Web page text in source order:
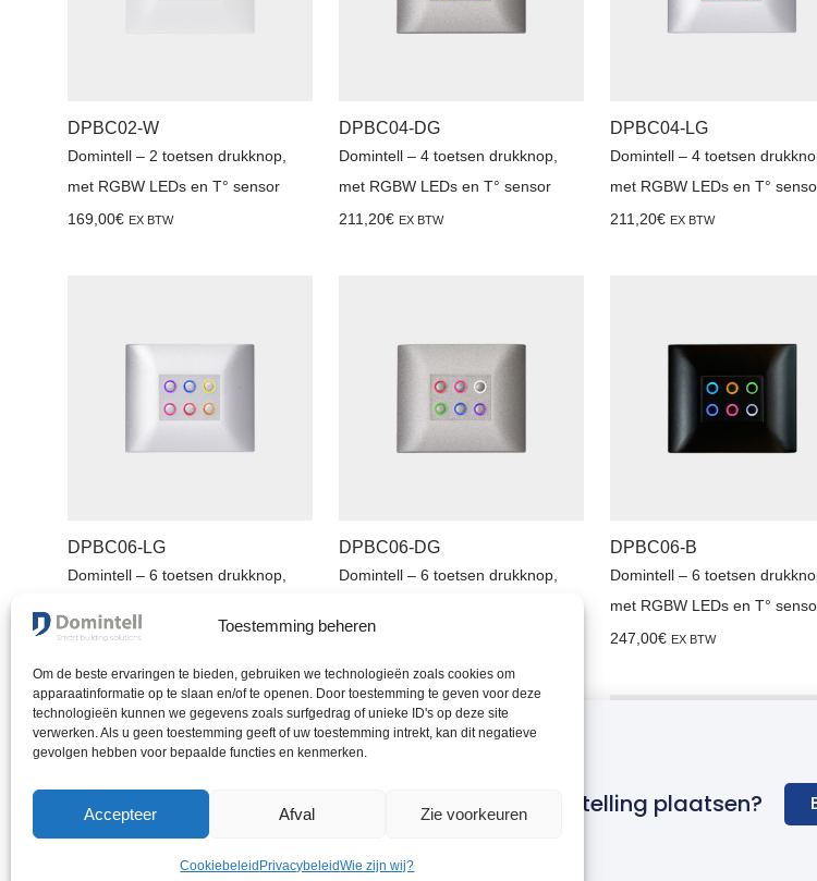
Toestemming beheren
Om de beste ervaringen te bieden, gebruiken we technologieën zoals cookies om
apparaatinformatie op te slaan en/of te openen. Door toestemming te geven voor deze
technologieën kunnen we gegevens zoals surfgedrag of unieke ID's op deze site
verwerken. Als u geen toestemming geeft of uw toestemming intrekt, kan dit negatieve
gevolgen hebben voor bepaalde functies en kenmerken.
Accepteer Afval Zie voorkeuren
Cookiebeleid PrivacybeleidWie zijn wij?
DPBC02-W
Domintell – 2 toetsen drukknop,
met RGBW LEDs en T° sensor
169,00€ EX BTW
DPBC04-DG
Domintell – 4 toetsen drukknop,
met RGBW LEDs en T° sensor
211,20€ EX BTW
DPBC04-LG
Domintell – 4 toetsen
met RGBW LEDs en T°
211,20€ EX BTW
DPBC06-LG
Domintell – 6 toetsen drukknop,
247,20€ EX BTW
DPBC06-DG
Domintell – 6 toetsen drukknop,
DPBC06-B
Domintell – 6 toetsen
met RGBW LEDs en T°
247,00€ EX BTW
Wil je een bestelling plaatsen?